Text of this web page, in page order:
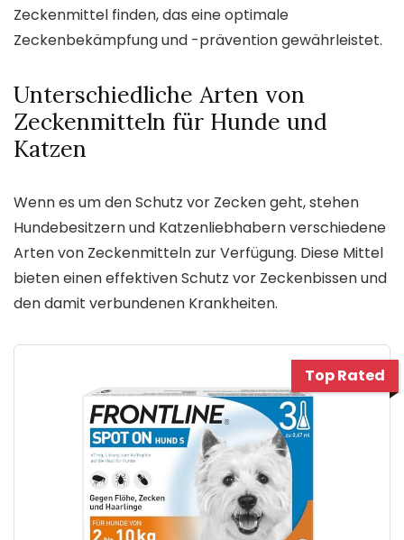
Zeckenmittel finden, das eine optimale
Zeckenbekämpfung und -prävention gewährleistet.
Unterschiedliche Arten von
Zeckenmitteln für Hunde und
Katzen
Wenn es um den Schutz vor Zecken geht, stehen
Hundebesitzern und Katzenliebhabern verschiedene
Arten von Zeckenmitteln zur Verfügung. Diese Mittel
bieten einen effektiven Schutz vor Zeckenbissen und
den damit verbundenen Krankheiten.
Top Rated